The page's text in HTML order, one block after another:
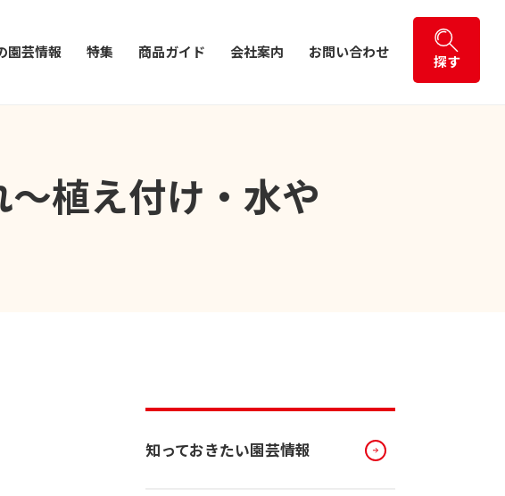
探す
園芸情報 特集 商品ガイド 会社案内 お問い合わせ
～植え付け・水や
知っておきたい園芸情報